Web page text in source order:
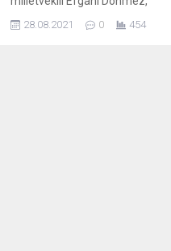
Alternatif (AfD) partisinin
28.08.2021 0 454